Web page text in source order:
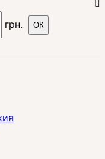
грн. ОК